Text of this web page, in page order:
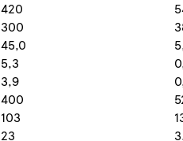
420
300
45,0
5,3
3,9
400
103
23